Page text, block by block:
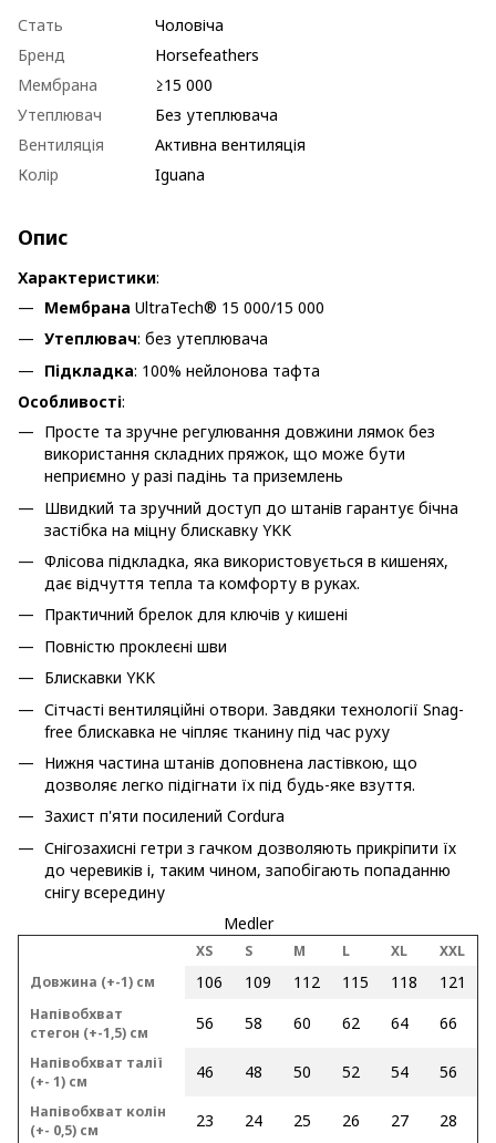
Стать
Чоловіча
Бренд
Horsefeathers
Мембрана
≥15 000
Утеплювач
Без утеплювача
Вентиляція
Активна вентиляція
Колір
Iguana
Опис
Характеристики:
Мембрана UltraTech® 15 000/15 000
Утеплювач: без утеплювача
Підкладка: 100% нейлонова тафта
Особливості:
Просте та зручне регулювання довжини лямок без
використання складних пряжок, що може бути
неприємно у разі падінь та приземлень
Швидкий та зручний доступ до штанів гарантує бічна
застібка на міцну блискавку YKK
Флісова підкладка, яка використовується в кишенях,
дає відчуття тепла та комфорту в руках.
Практичний брелок для ключів у кишені
Повністю проклеєні шви
Блискавки YKK
Сітчасті вентиляційні отвори. Завдяки технології Snag-
free блискавка не чіпляє тканину під час руху
Нижня частина штанів доповнена ластівкою, що
дозволяє легко підігнати їх під будь-яке взуття.
Захист п'яти посилений Cordura
Снігозахисні гетри з гачком дозволяють прикріпити їх
до черевиків і, таким чином, запобігають попаданню
снігу всередину
Medler
XS S M L XL
XXL
Довжина (+-1) см
106 109 112 115 118 121
Напівобхват
стегон (+-1,5) см
56 58 60 62 64 66
Напівобхват талії
(+- 1) см
46 48 50 52 54 56
Напівобхват колін
(+- 0,5) см
23 24 25 26 27 28